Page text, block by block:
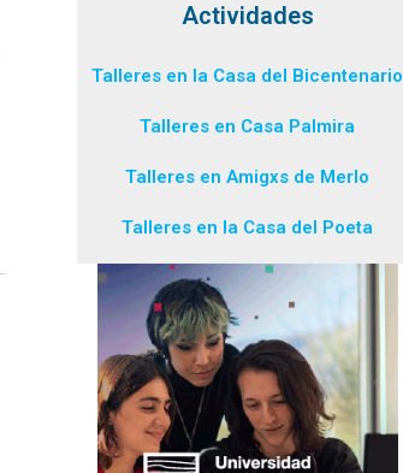
Actividades
Talleres en la Casa del Bicentenario
Talleres en Casa Palmira
Talleres en Amigxs de Merlo
Talleres en la Casa del Poeta